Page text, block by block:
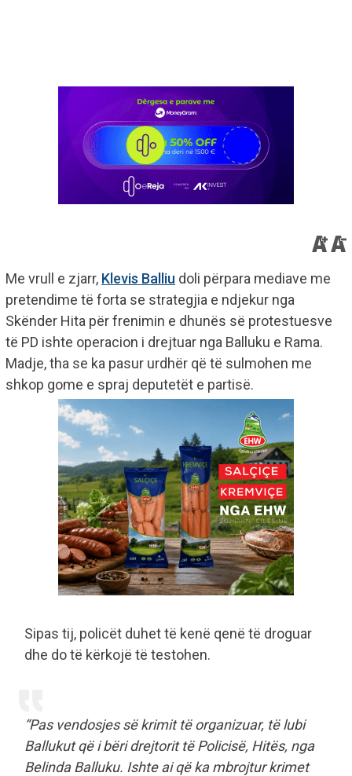
Me vrull e zjarr, Klevis Balliu doli përpara mediave me
pretendime të forta se strategjia e ndjekur nga
Skënder Hita për frenimin e dhunës së protestuesve
të PD ishte operacion i drejtuar nga Balluku e Rama.
Madje, tha se ka pasur urdhër që të sulmohen me
shkop gome e spraj deputetët e partisë.
Sipas tij, policët duhet të kenë qenë të droguar
dhe do të kërkojë të testohen.
“Pas vendosjes së krimit të organizuar, të lubi
Ballukut që i bëri drejtorit të Policisë, Hitës, nga
Belinda Balluku. Ishte ai që ka mbrojtur krimet